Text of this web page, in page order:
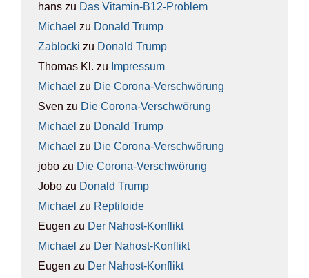
hans zu Das Vit­amin-B12-Pro­blem
Michael zu Donald Trump
Zablocki zu Donald Trump
Thomas Kl. zu Impres­sum
Michael zu Die Coro­na-Ver­schwö­rung
Sven zu Die Coro­na-Ver­schwö­rung
Michael zu Donald Trump
Michael zu Die Coro­na-Ver­schwö­rung
jobo zu Die Coro­na-Ver­schwö­rung
Jobo zu Donald Trump
Michael zu Rep­ti­lo­ide
Eugen zu Der Nah­ost-Kon­flikt
Michael zu Der Nah­ost-Kon­flikt
Eugen zu Der Nah­ost-Kon­flikt